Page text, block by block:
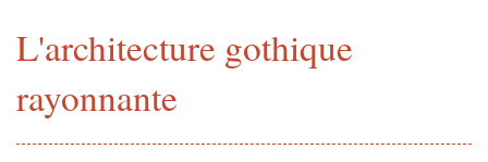
L'architecture gothique
rayonnante